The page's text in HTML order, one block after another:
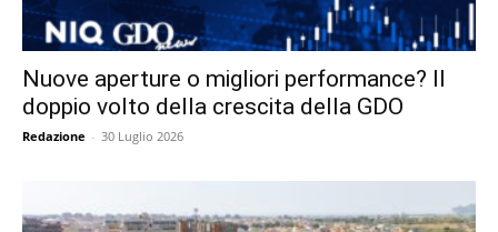
Nuove aperture o migliori performance? Il
doppio volto della crescita della GDO
Redazione - 30 Luglio 2026